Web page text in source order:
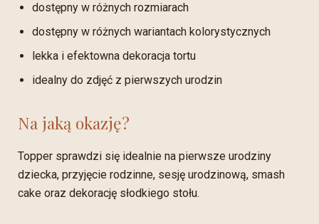
dostępny w różnych rozmiarach
dostępny w różnych wariantach kolorystycznych
lekka i efektowna dekoracja tortu
idealny do zdjęć z pierwszych urodzin
Na jaką okazję?
Topper sprawdzi się idealnie na pierwsze urodziny
dziecka, przyjęcie rodzinne, sesję urodzinową, smash
cake oraz dekorację słodkiego stołu.